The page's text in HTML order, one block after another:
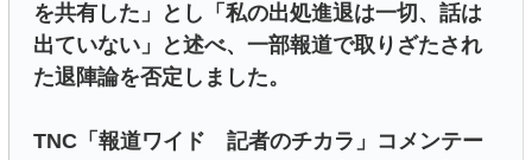
を共有した」とし「私の出処進退は一切、話は
出ていない」と述べ、一部報道で取りざたされ
た退陣論を否定しました。
TNC「報道ワイド 記者のチカラ」コメンテー